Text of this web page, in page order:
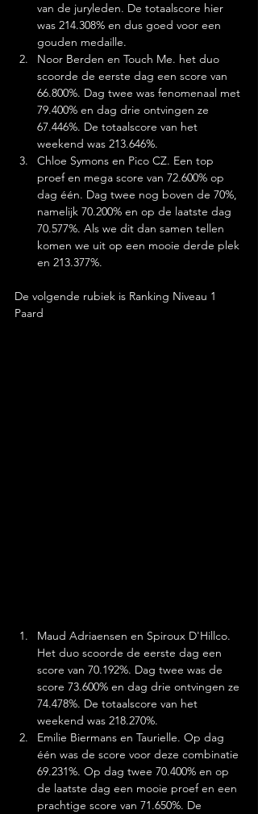
van de juryleden. De totaalscore hier
was 214.308% en dus goed voor een
gouden medaille.
Noor Berden en Touch Me. het duo
scoorde de eerste dag een score van
66.800%. Dag twee was fenomenaal met
79.400% en dag drie ontvingen ze
67.446%. De totaalscore van het
weekend was 213.646%.
Chloe Symons en Pico CZ. Een top
proef en mega score van 72.600% op
dag één. Dag twee nog boven de 70%,
namelijk 70.200% en op de laatste dag
70.577%. Als we dit dan samen tellen
komen we uit op een mooie derde plek
en 213.377%.
De volgende rubiek is Ranking Niveau 1
Paard
Maud Adriaensen en Spiroux D'Hillco.
Het duo scoorde de eerste dag een
score van 70.192%. Dag twee was de
score 73.600% en dag drie ontvingen ze
74.478%. De totaalscore van het
weekend was 218.270%.
Emilie Biermans en Taurielle. Op dag
één was de score voor deze combinatie
69.231%. Op dag twee 70.400% en op
de laatste dag een mooie proef en een
prachtige score van 71.650%. De